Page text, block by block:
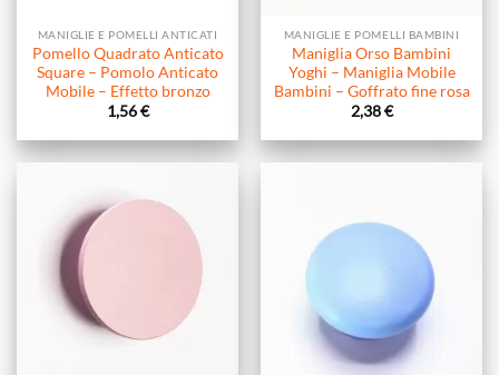
MANIGLIE E POMELLI ANTICATI
Pomello Quadrato Anticato
Square – Pomolo Anticato
Mobile – Effetto bronzo
1,56€
MANIGLIE E POMELLI BAMBINI
Maniglia Orso Bambini
Yoghi – Maniglia Mobile
Bambini – Goffrato fine rosa
2,38€